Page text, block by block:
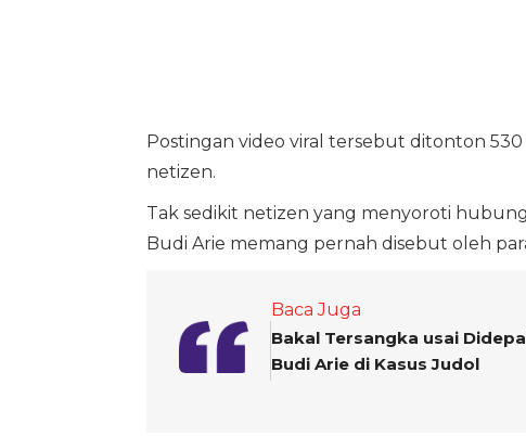
Postingan video viral tersebut ditonton
netizen.
Tak sedikit netizen yang menyoroti
Budi Arie memang pernah disebut oleh
Baca Juga
Bakal Tersangka usai
Budi Arie di Kasus Judol